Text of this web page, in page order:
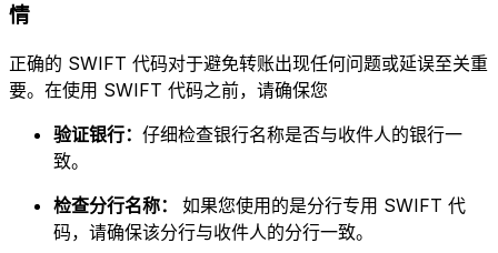
情
正确的 SWIFT 代码对于避免转账出现任何问题或延误至关重
要。在使用 SWIFT 代码之前，请确保您
验证银行： 仔细检查银行名称是否与收件人的银行一
致。
检查分行名称： 如果您使用的是分行专用 SWIFT 代
码，请确保该分行与收件人的分行一致。